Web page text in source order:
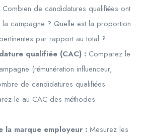
de candidatures qualifiées ont
la campagne ? Quelle est la proportion
par rapport au total ?
qualifiée (CAC) : Comparez le
(rémunération influenceur,
de candidatures qualifiées
le au CAC des méthodes
la marque employeur : Mesurez les